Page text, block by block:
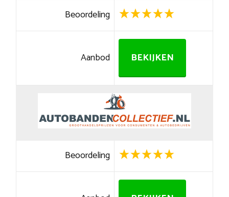
Beoordeling
Aanbod BEKIJKEN
Beoordeling